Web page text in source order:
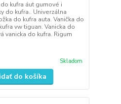
kufra áut gumové i
do kufra.. Univerzálna
do kufra auta. Vanička do
vw tiguan. Vanicka do
vanicka do kufra. Rigum
Skladom
do košíka